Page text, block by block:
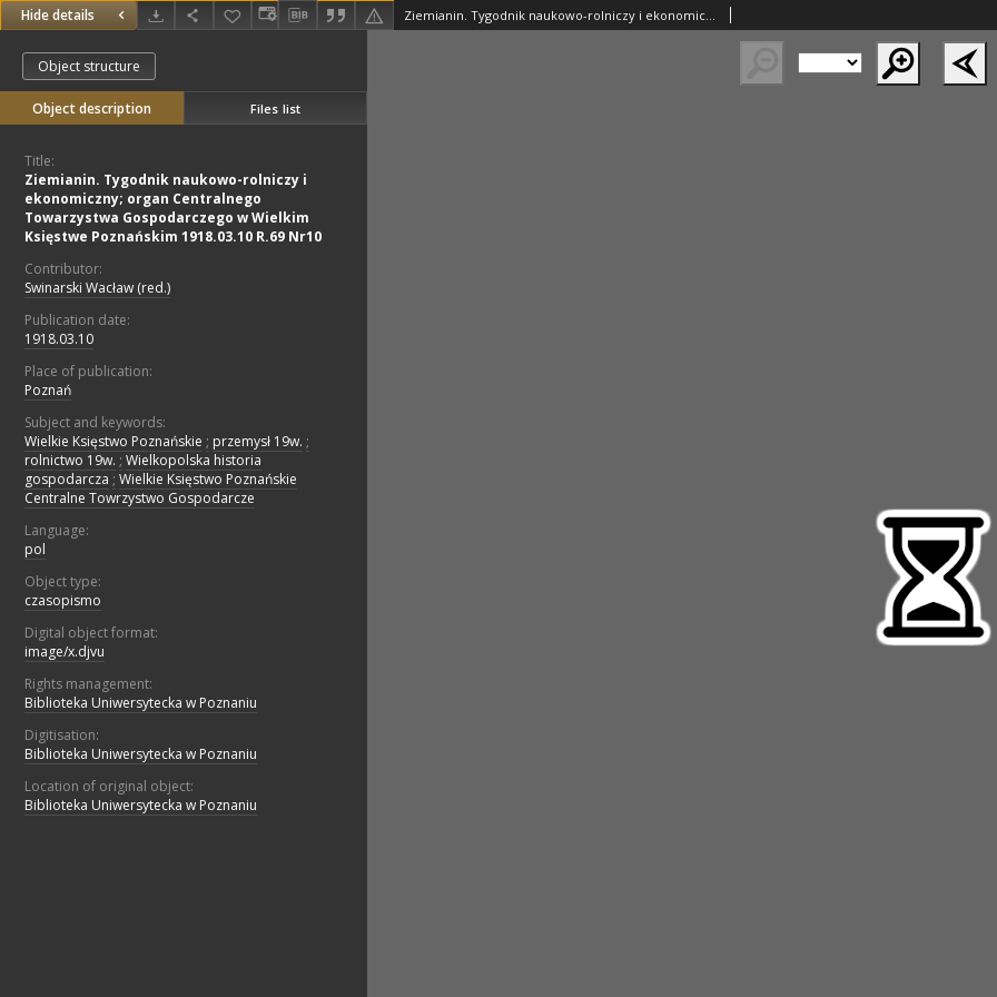
Hide details Ziemianin. Tygodnik naukowo-rolniczy i ekonomiczny; organ Centralnego Towarzystwa Gospodarczego w Wielkim Księstwe Poznańskim 1918.03.10 R.69 Nr10
Object structure
Object description Files list
Title:
Ziemianin. Tygodnik naukowo-rolniczy i
ekonomiczny; organ Centralnego
Towarzystwa Gospodarczego w Wielkim
Księstwe Poznańskim 1918.03.10 R.69 Nr10
Contributor:
Swinarski Wacław (red.)
Publication date:
1918.03.10
Place of publication:
Poznań
Subject and keywords:
Wielkie Księstwo Poznańskie ; przemysł 19w. ;
rolnictwo 19w. ; Wielkopolska historia
gospodarcza ; Wielkie Księstwo Poznańskie
Centralne Towrzystwo Gospodarcze
Language:
pol
Object type:
czasopismo
Digital object format:
image/x.djvu
Rights management:
Biblioteka Uniwersytecka w Poznaniu
Digitisation:
Biblioteka Uniwersytecka w Poznaniu
Location of original object:
Biblioteka Uniwersytecka w Poznaniu